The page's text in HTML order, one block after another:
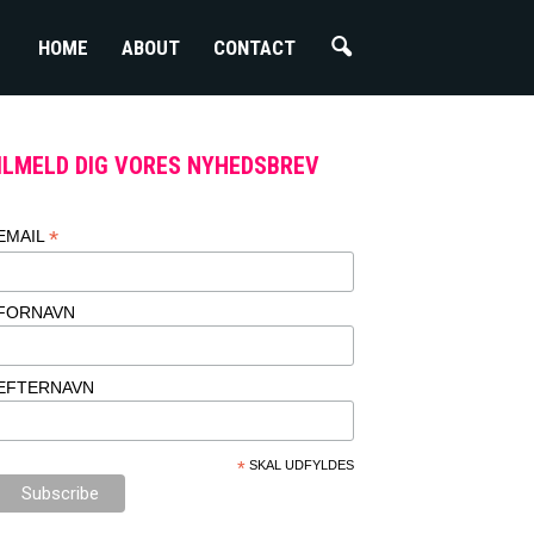
HOME ABOUT CONTACT
DIG VORES NYHEDSBREV
*
* SKAL UDFYLDES